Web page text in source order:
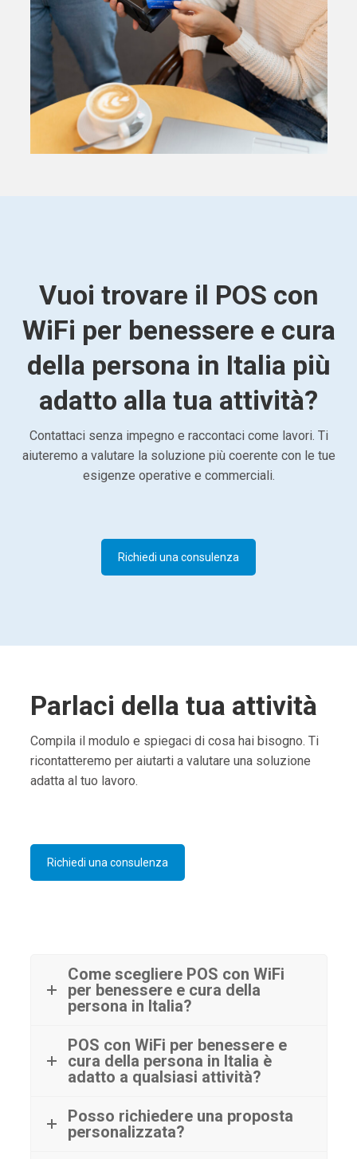
Vuoi trovare il POS con
WiFi per benessere e cura
della persona in Italia più
adatto alla tua attività?
Contattaci senza impegno e raccontaci come lavori. Ti
aiuteremo a valutare la soluzione più coerente con le tue
esigenze operative e commerciali.
Richiedi una consulenza
Parlaci della tua attività
Compila il modulo e spiegaci di cosa hai bisogno. Ti
ricontatteremo per aiutarti a valutare una soluzione
adatta al tuo lavoro.
Richiedi una consulenza
Come scegliere POS con WiFi
per benessere e cura della
persona in Italia?
POS con WiFi per benessere e
cura della persona in Italia è
adatto a qualsiasi attività?
Posso richiedere una proposta
personalizzata?